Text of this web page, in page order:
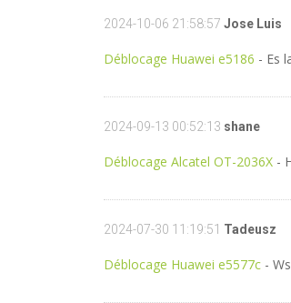
2024-10-06 21:58:57 Jose Luis
Déblocage Huawei e5186 - Es
2024-09-13 00:52:13 shane
Déblocage Alcatel OT-2036X -
2024-07-30 11:19:51 Tadeusz
Déblocage Huawei e5577c -